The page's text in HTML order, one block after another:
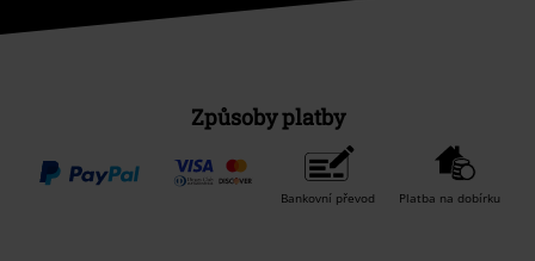
Způsoby platby
Bankovní převod Platba na dobírku